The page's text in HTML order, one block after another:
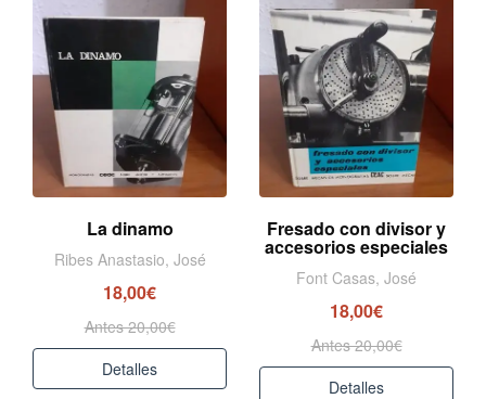
La dinamo
Ribes Anastasio, José
18,00€
Antes 20,00€
Detalles
Fresado con divisor y
accesorios especiales
Font Casas, José
18,00€
Antes 20,00€
Detalles